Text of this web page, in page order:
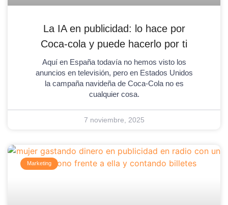
La IA en publicidad: lo hace por
Coca-cola y puede hacerlo por ti
Aquí en España todavía no hemos visto los
anuncios en televisión, pero en Estados Unidos
la campaña navideña de Coca-Cola no es
cualquier cosa.
7 noviembre, 2025
Marketing